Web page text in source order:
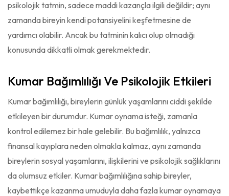
psikolojik tatmin, sadece maddi kazançla ilgili değildir; aynı
zamanda bireyin kendi potansiyelini keşfetmesine de
yardımcı olabilir. Ancak bu tatminin kalıcı olup olmadığı
konusunda dikkatli olmak gerekmektedir.
Kumar Bağımlılığı Ve Psikolojik Etkileri
Kumar bağımlılığı, bireylerin günlük yaşamlarını ciddi şekilde
etkileyen bir durumdur. Kumar oynama isteği, zamanla
kontrol edilemez bir hale gelebilir. Bu bağımlılık, yalnızca
finansal kayıplara neden olmakla kalmaz, aynı zamanda
bireylerin sosyal yaşamlarını, ilişkilerini ve psikolojik sağlıklarını
da olumsuz etkiler. Kumar bağımlılığına sahip bireyler,
kaybettikçe kazanma umuduyla daha fazla kumar oynamaya